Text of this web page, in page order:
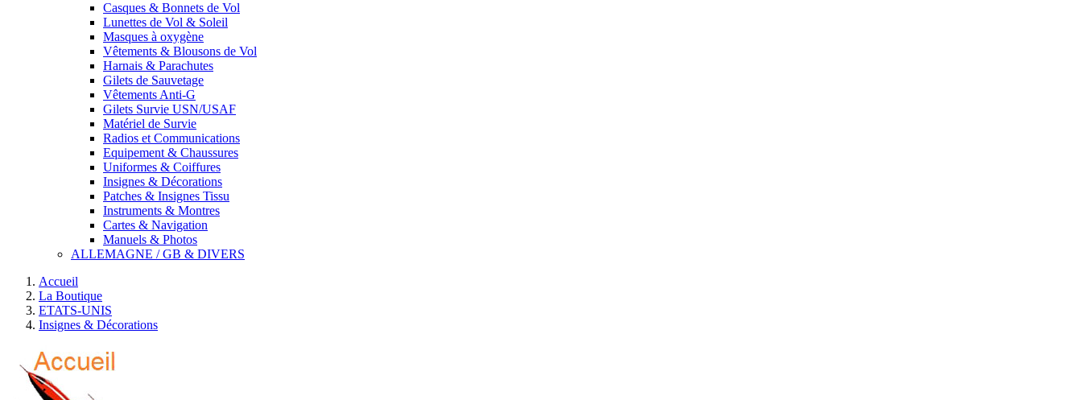
Casques & Bonnets de Vol
Lunettes de Vol & Soleil
Masques à oxygène
Vêtements & Blousons de Vol
Harnais & Parachutes
Gilets de Sauvetage
Vêtements Anti-G
Gilets Survie USN/USAF
Matériel de Survie
Radios et Communications
Equipement & Chaussures
Uniformes & Coiffures
Insignes & Décorations
Patches & Insignes Tissu
Instruments & Montres
Cartes & Navigation
Manuels & Photos
ALLEMAGNE / GB & DIVERS
Accueil
La Boutique
ETATS-UNIS
Insignes & Décorations